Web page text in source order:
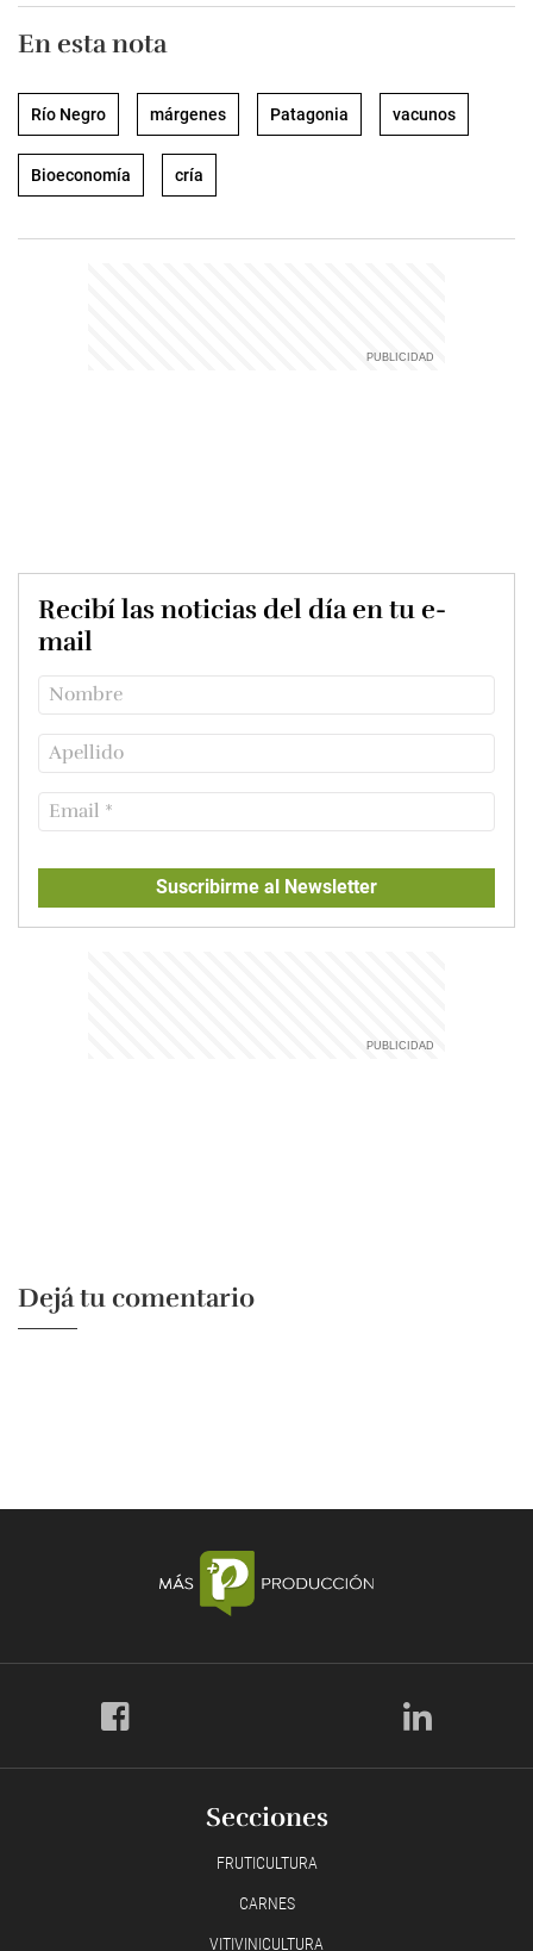
En esta nota
Río Negro márgenes Patagonia vacunos
Bioeconomía cría
Recibí las noticias del día en tu e-
mail
Suscribirme al Newsletter
Dejá tu comentario
Secciones
FRUTICULTURA
CARNES
VITIVINICULTURA